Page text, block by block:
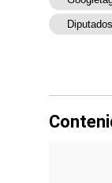
Diputados